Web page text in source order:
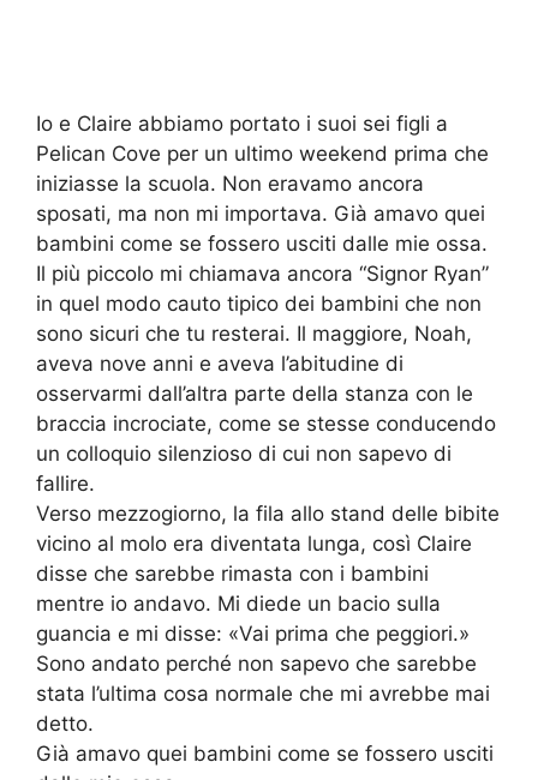
Io e Claire abbiamo portato i suoi sei figli a
Pelican Cove per un ultimo weekend prima che
iniziasse la scuola. Non eravamo ancora
sposati, ma non mi importava. Già amavo quei
bambini come se fossero usciti dalle mie ossa.
Il più piccolo mi chiamava ancora “Signor Ryan”
in quel modo cauto tipico dei bambini che non
sono sicuri che tu resterai. Il maggiore, Noah,
aveva nove anni e aveva l’abitudine di
osservarmi dall’altra parte della stanza con le
braccia incrociate, come se stesse conducendo
un colloquio silenzioso di cui non sapevo di
fallire.
Verso mezzogiorno, la fila allo stand delle bibite
vicino al molo era diventata lunga, così Claire
disse che sarebbe rimasta con i bambini
mentre io andavo. Mi diede un bacio sulla
guancia e mi disse: «Vai prima che peggiori.»
Sono andato perché non sapevo che sarebbe
stata l’ultima cosa normale che mi avrebbe mai
detto.
Già amavo quei bambini come se fossero usciti